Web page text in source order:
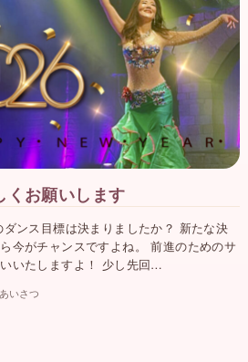
くお願いします
ンス目標は決まりましたか？ 新たな決
今がチャンスですよね。 前進のためのサ
いたしますよ！ 少し先回…
いさつ